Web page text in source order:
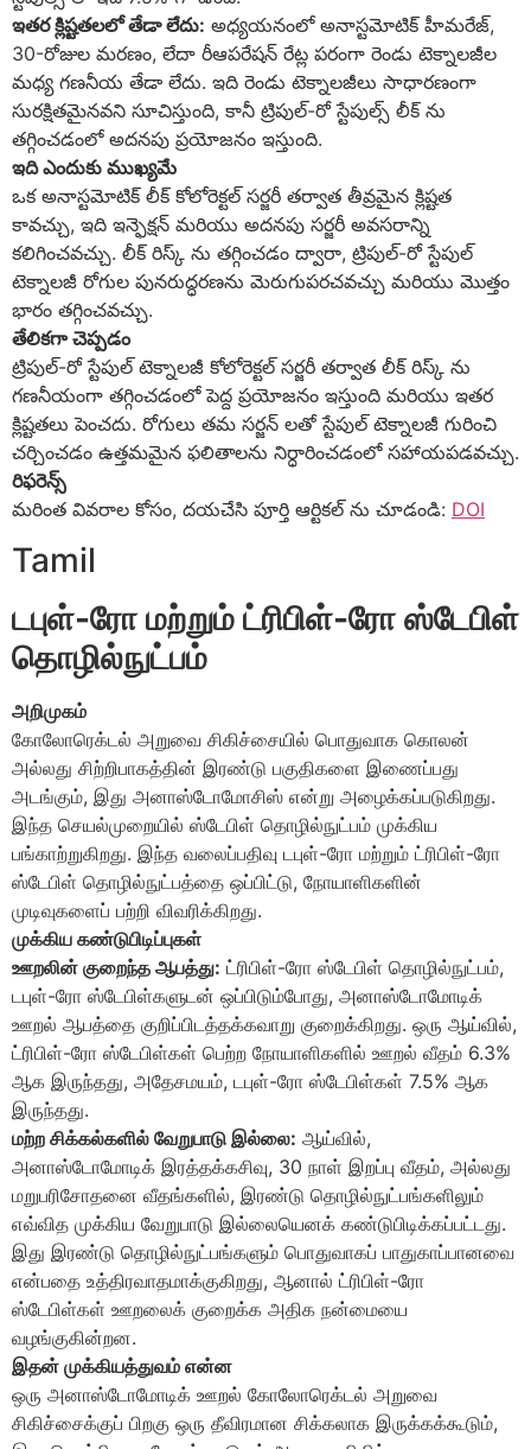
ఇతర క్లిష్టతలలో తేడా లేదు: అధ్యయనంలో అనాస్టమోటిక్ హీమరేజ్,
30-రోజుల మరణం, లేదా రీఆపరేషన్ రేట్ల పరంగా రెండు టెక్నాలజీల
మధ్య గణనీయ తేడా లేదు. ఇది రెండు టెక్నాలజీలు సాధారణంగా
సురక్షితమైనవని సూచిస్తుంది, కానీ ట్రిపుల్-రో స్టేపుల్స్ లీక్ ను
తగ్గించడంలో అదనపు ప్రయోజనం ఇస్తుంది.
ఇది ఎందుకు ముఖ్యమే
ఒక అనాస్టమోటిక్ లీక్ కోలోరెక్టల్ సర్జరీ తర్వాత తీవ్రమైన క్లిష్టత
కావచ్చు, ఇది ఇన్ఫెక్షన్ మరియు అదనపు సర్జరీ అవసరాన్ని
కలిగించవచ్చు. లీక్ రిస్క్ ను తగ్గించడం ద్వారా, ట్రిపుల్-రో స్టేపుల్
టెక్నాలజీ రోగుల పునరుద్ధరణను మెరుగుపరచవచ్చు మరియు మొత్తం
భారం తగ్గించవచ్చు.
తేలికగా చెప్పడం
ట్రిపుల్-రో స్టేపుల్ టెక్నాలజీ కోలోరెక్టల్ సర్జరీ తర్వాత లీక్ రిస్క్ ను
గణనీయంగా తగ్గించడంలో పెద్ద ప్రయోజనం ఇస్తుంది మరియు ఇతర
క్లిష్టతలు పెంచదు. రోగులు తమ సర్జన్ లతో స్టేపుల్ టెక్నాలజీ గురించి
చర్చించడం ఉత్తమమైన ఫలితాలను నిర్ధారించడంలో సహాయపడవచ్చు.
రిఫరెన్స్
మరింత వివరాల కోసం, దయచేసి పూర్తి ఆర్టికల్ ను చూడండి: DOI
Tamil
டபுள்-ரோ மற்றும் ட்ரிபிள்-ரோ ஸ்டேபிள்
தொழில்நுட்பம்
அறிமுகம்
கோலோரெக்டல் அறுவை சிகிச்சையில் பொதுவாக கொலன்
அல்லது சிற்றிபாகத்தின் இரண்டு பகுதிகளை இணைப்பது
அடங்கும், இது அனாஸ்டோமோசிஸ் என்று அழைக்கப்படுகிறது.
இந்த செயல்முறையில் ஸ்டேபிள் தொழில்நுட்பம் முக்கிய
பங்காற்றுகிறது. இந்த வலைப்பதிவு டபுள்-ரோ மற்றும் ட்ரிபிள்-ரோ
ஸ்டேபிள் தொழில்நுட்பத்தை ஒப்பிட்டு, நோயாளிகளின்
முடிவுகளைப் பற்றி விவரிக்கிறது.
முக்கிய கண்டுபிடிப்புகள்
ஊறலின் குறைந்த ஆபத்து: ட்ரிபிள்-ரோ ஸ்டேபிள் தொழில்நுட்பம்,
டபுள்-ரோ ஸ்டேபிள்களுடன் ஒப்பிடும்போது, அனாஸ்டோமோடிக்
ஊறல் ஆபத்தை குறிப்பிடத்தக்கவாறு குறைக்கிறது. ஒரு ஆய்வில்,
ட்ரிபிள்-ரோ ஸ்டேபிள்கள் பெற்ற நோயாளிகளில் ஊறல் வீதம் 6.3%
ஆக இருந்தது, அதேசமயம், டபுள்-ரோ ஸ்டேபிள்கள் 7.5% ஆக
இருந்தது.
மற்ற சிக்கல்களில் வேறுபாடு இல்லை: ஆய்வில்,
அனாஸ்டோமோடிக் இரத்தக்கசிவு, 30 நாள் இறப்பு வீதம், அல்லது
மறுபரிசோதனை வீதங்களில், இரண்டு தொழில்நுட்பங்களிலும்
எவ்வித முக்கிய வேறுபாடு இல்லையெனக் கண்டுபிடிக்கப்பட்டது.
இது இரண்டு தொழில்நுட்பங்களும் பொதுவாகப் பாதுகாப்பானவை
என்பதை உத்திரவாதமாக்குகிறது, ஆனால் ட்ரிபிள்-ரோ
ஸ்டேபிள்கள் ஊறலைக் குறைக்க அதிக நன்மையை
வழங்குகின்றன.
இதன் முக்கியத்துவம் என்ன
ஒரு அனாஸ்டோமோடிக் ஊறல் கோலோரெக்டல் அறுவை
சிகிச்சைக்குப் பிறகு ஒரு தீவிரமான சிக்கலாக இருக்கக்கூடும்,